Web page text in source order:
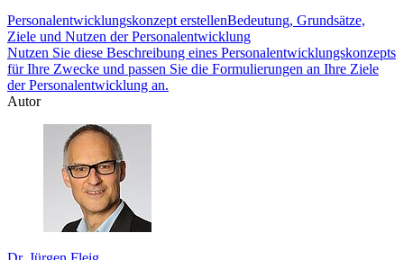
Personalentwicklungskonzept erstellenBedeutung, Grundsätze,
Ziele und Nutzen der Personalentwicklung
Nutzen Sie diese Beschreibung eines Personalentwicklungskonzepts
für Ihre Zwecke und passen Sie die Formulierungen an Ihre Ziele
der Personalentwicklung an.
Autor